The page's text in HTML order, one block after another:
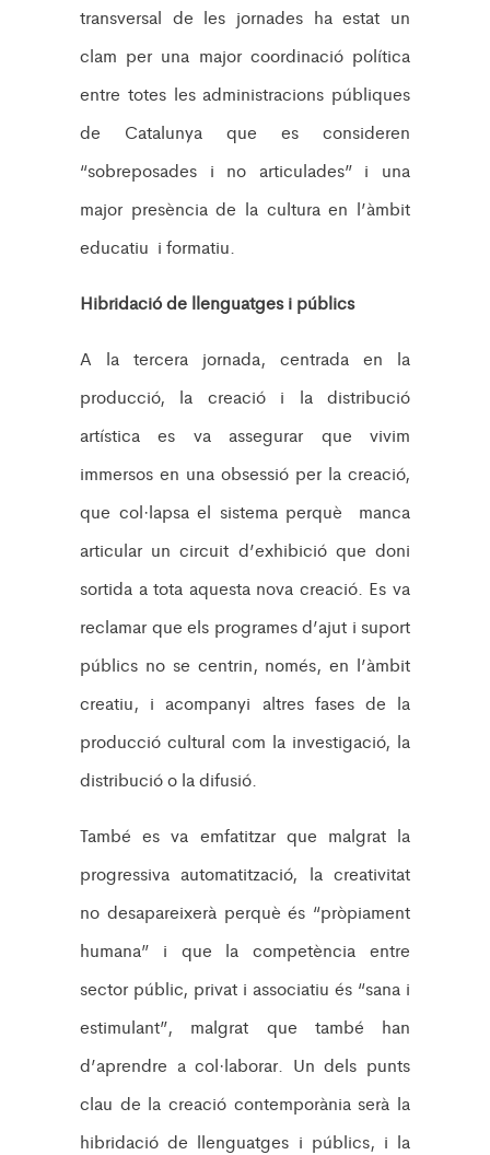
transversal de les jornades ha estat un
clam per una major coordinació política
entre totes les administracions públiques
de Catalunya que es consideren
“sobreposades i no articulades” i una
major presència de la cultura en l’àmbit
educatiu i formatiu.
Hibridació de llenguatges i públics
A la tercera jornada, centrada en la
producció, la creació i la distribució
artística es va assegurar que vivim
immersos en una obsessió per la creació,
que col·lapsa el sistema perquè manca
articular un circuit d’exhibició que doni
sortida a tota aquesta nova creació. Es va
reclamar que els programes d’ajut i suport
públics no se centrin, només, en l’àmbit
creatiu, i acompanyi altres fases de la
producció cultural com la investigació, la
distribució o la difusió.
També es va emfatitzar que malgrat la
progressiva automatització, la creativitat
no desapareixerà perquè és “pròpiament
humana” i que la competència entre
sector públic, privat i associatiu és “sana i
estimulant”, malgrat que també han
d’aprendre a col·laborar. Un dels punts
clau de la creació contemporània serà la
hibridació de llenguatges i públics, i la